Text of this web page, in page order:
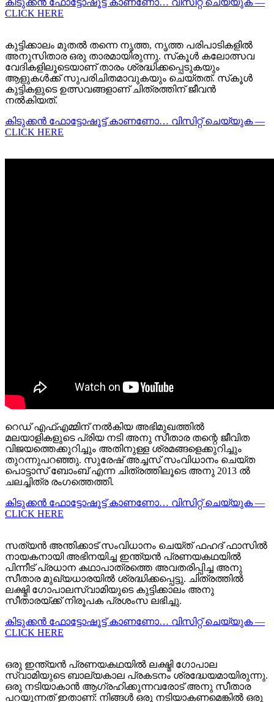
കിടുക്കന്‍ ഫോട്ടോഷൂട്ട്‌ കാണണോ… വിസിറ്റ് ചെയ്യുക —
CLICK HERE
കുട്ടിക്കാലം മുതൽ തന്നെ നൃത്ത, നൃത്ത പരിപാടികളിൽ
അനുസിതാര ഒരു താരമായിരുന്നു. സ്‌കൂൾ കലോത്സവ
വേദികളിലൂടെയാണ് താരം ശ്രദ്ധിക്കപ്പെടുകയും
ആളുകൾക്ക് സുപരിചിതമാവുകയും ചെയ്തത്. സ്‌കൂൾ
കുട്ടികളുടെ ഉത്സവങ്ങളാണ് ചിത്രത്തിന് ജീവൻ
നൽകിയത്.
കിടുക്കന്‍ ഫോട്ടോഷൂട്ട്‌ കാണണോ… വിസിറ്റ് ചെയ്യുക —
CLICK HERE
റെഡ് എഫ്എമ്മിന് നൽകിയ അഭിമുഖത്തിൽ
മലയാളികളുടെ പ്രിയ നടി അനു സീതാര തന്റെ ജീവിത
വിജയത്തെക്കുറിച്ചും അതിനുള്ള ശ്രമങ്ങളെക്കുറിച്ചും
തുറന്നുപറഞ്ഞു. സുരേഷ് അച്ചസ് സംവിധാനം ചെയ്ത
പൊട്ടാസ് ബോംബ് എന്ന ചിത്രത്തിലൂടെ അനു 2013 ൽ
ചലച്ചിത്ര രംഗത്തെത്തി.
കിടുക്കന്‍ ഫോട്ടോഷൂട്ട്‌ കാണണോ… വിസിറ്റ് ചെയ്യുക —
CLICK HERE
സത്യൻ അന്തിക്കാട് സംവിധാനം ചെയ്ത് ഫഹദ് ഫാസിൽ
നായകനായി അഭിനയിച്ച ഇന്ത്യൻ പ്രണയകഥയിൽ
പിന്നീട് പ്രധാന കഥാപാത്രത്തെ അവതരിപ്പിച്ച അനു
സീതാര മുഖ്യധാരയിൽ ശ്രദ്ധിക്കപ്പെട്ടു. ചിത്രത്തിൽ
ലക്ഷ്മി ഗോപാലസ്വാമിയുടെ കുട്ടിക്കാലം അനു
സീതാരയ്ക്ക് നിരൂപക പ്രശംസ ലഭിച്ചു.
കിടുക്കന്‍ ഫോട്ടോഷൂട്ട്‌ കാണണോ… വിസിറ്റ് ചെയ്യുക —
CLICK HERE
ഒരു ഇന്ത്യൻ പ്രണയകഥയിൽ ലക്ഷ്മി ഗോപാല
സ്വാമിയുടെ ബാല്യകാല പ്രകടനം ശ്രദ്ധേയമായിരുന്നു.
ഒരു നടിയാകാൻ ആഗ്രഹിക്കുന്നവരോട് അനു സീതാര
പറയുന്നത് ഇതാണ്: നിങ്ങൾ ഒരു നടിയാകണമെങ്കിൽ ഒരു